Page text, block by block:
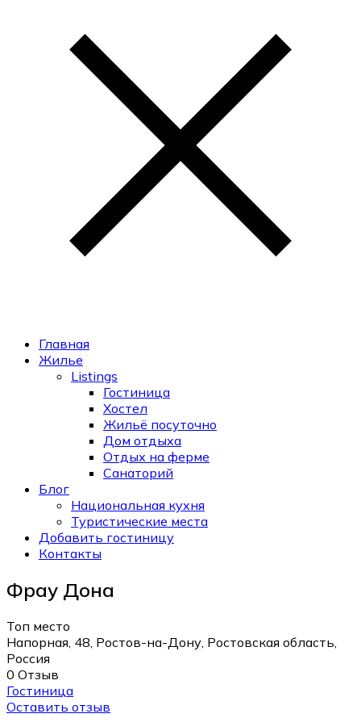
Главная
Жилье
Listings
Гостиница
Хостел
Жильё посуточно
Дом отдыха
Отдых на ферме
Санаторий
Блог
Национальная кухня
Туристические места
Добавить гостиницу
Контакты
Фрау Дона
Топ место
Напорная, 48, Ростов-на-Дону, Ростовская область,
Россия
0 Отзыв
Гостиница
Оставить отзыв